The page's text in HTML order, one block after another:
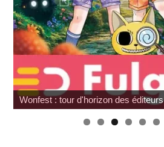
Wonfest : tour d'horizon des éditeurs